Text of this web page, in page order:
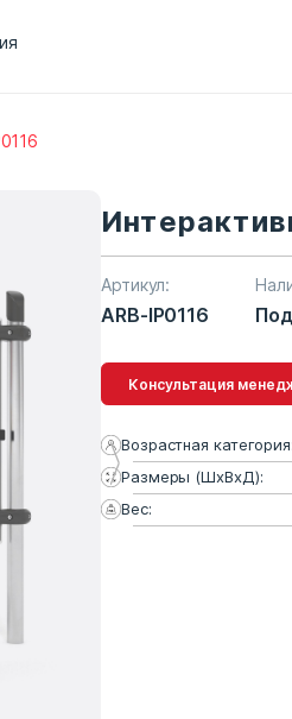
Артикул:
ARB-IP0116
Консультация
Возрастная
Размеры (ШхВхД):
Вес: